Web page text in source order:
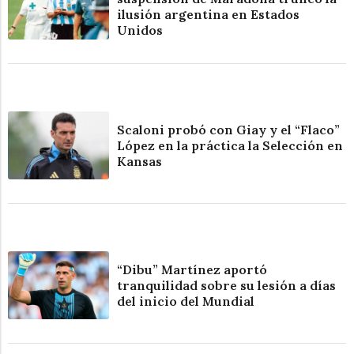
ilusión argentina en Estados
Unidos
Scaloni probó con Giay y el “Flaco”
López en la práctica la Selección en
Kansas
“Dibu” Martínez aportó
tranquilidad sobre su lesión a días
del inicio del Mundial